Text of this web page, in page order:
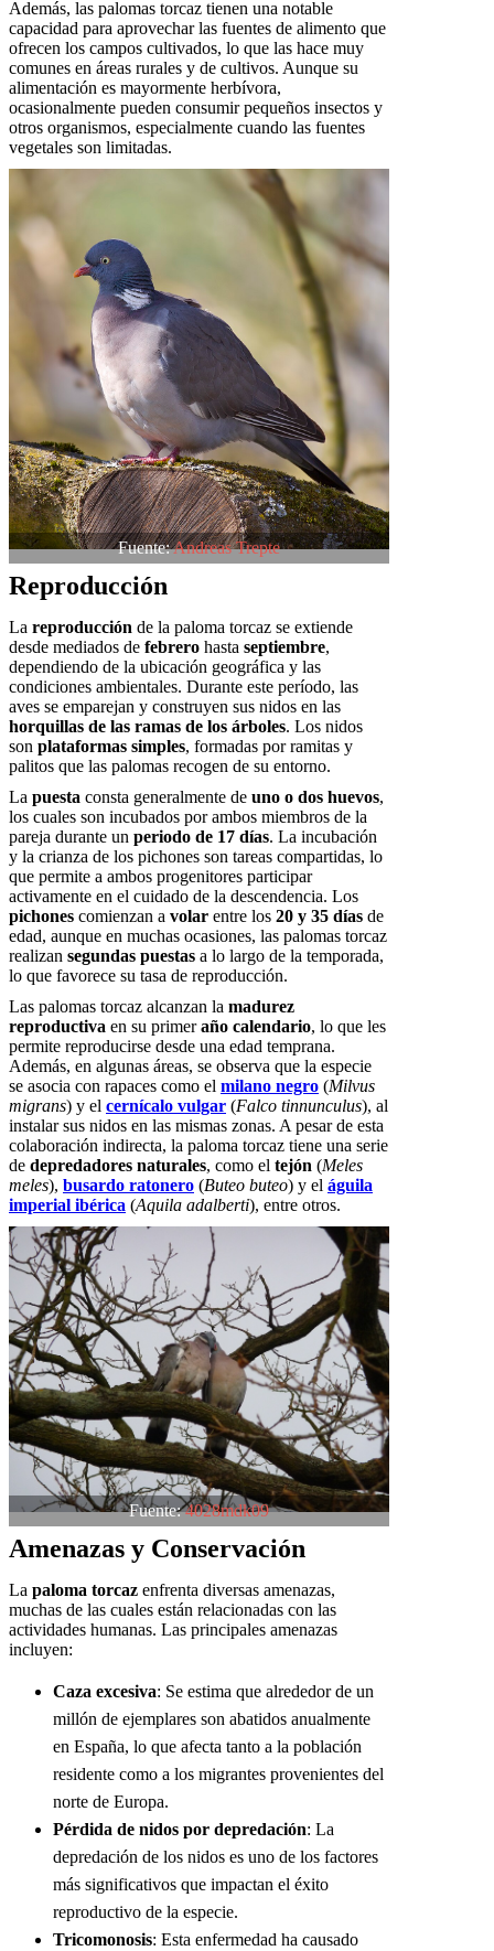
Además, las palomas torcaz tienen una notable
capacidad para aprovechar las fuentes de alimento que
ofrecen los campos cultivados, lo que las hace muy
comunes en áreas rurales y de cultivos. Aunque su
alimentación es mayormente herbívora,
ocasionalmente pueden consumir pequeños insectos y
otros organismos, especialmente cuando las fuentes
vegetales son limitadas.
Fuente:Andreas Trepte
Reproducción
La reproducción de la paloma torcaz se extiende
desde mediados de febrero hasta septiembre,
dependiendo de la ubicación geográfica y las
condiciones ambientales. Durante este período, las
aves se emparejan y construyen sus nidos en las
horquillas de las ramas de los árboles. Los nidos
son plataformas simples, formadas por ramitas y
palitos que las palomas recogen de su entorno.
La puesta consta generalmente de uno o dos huevos,
los cuales son incubados por ambos miembros de la
pareja durante un periodo de 17 días. La incubación
y la crianza de los pichones son tareas compartidas, lo
que permite a ambos progenitores participar
activamente en el cuidado de la descendencia. Los
pichones comienzan a volar entre los 20 y 35 días de
edad, aunque en muchas ocasiones, las palomas torcaz
realizan segundas puestas a lo largo de la temporada,
lo que favorece su tasa de reproducción.
Las palomas torcaz alcanzan la madurez
reproductiva en su primeraño calendario, lo que les
permite reproducirse desde una edad temprana.
Además, en algunas áreas, se observa que la especie
se asocia con rapaces como el milano negro (Milvus
migrans) y el cernícalo vulgar (Falco tinnunculus), al
instalar sus nidos en las mismas zonas. A pesar de esta
colaboración indirecta, la paloma torcaz tiene una serie
de depredadores naturales, como el tejón (Meles
meles), busardo ratonero (Buteo buteo) y el águila
imperial ibérica (Aquila adalberti), entre otros.
Fuente:4028mdk09
Amenazas y Conservación
La paloma torcaz enfrenta diversas amenazas,
muchas de las cuales están relacionadas con las
actividades humanas. Las principales amenazas
incluyen:
Caza excesiva: Se estima que alrededor de un
millón de ejemplares son abatidos anualmente
en España, lo que afecta tanto a la población
residente como a los migrantes provenientes del
norte de Europa.
Pérdida de nidos por depredación: La
depredación de los nidos es uno de los factores
más significativos que impactan el éxito
reproductivo de la especie.
Tricomonosis: Esta enfermedad ha causado